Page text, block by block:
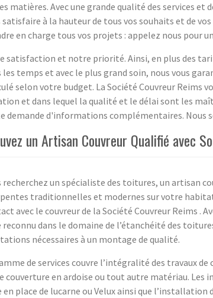
matières. Avec une grande qualité des services
satisfaire à la hauteur de tous vos souhaits et de
en charge tous vos projets : appelez nous pour
satisfaction et notre priorité. Ainsi, en plus des
les temps et avec le plus grand soin, nous vous
selon votre budget. La Société Couvreur Reims
et dans lequel la qualité et le délai sont les
demande d'informations complémentaires. Nous
un Artisan Couvreur Qualifié avec
recherchez un spécialiste des toitures, un artisan
traditionnelles et modernes sur votre
avec le couvreur de la Société Couvreur Reims .
reconnu dans le domaine de l’étanchéité des
nécessaires à un montage de qualité.
de services couvre l’intégralité des travaux de
couverture en ardoise ou tout autre matériau.
en place de lucarne ou Velux ainsi que